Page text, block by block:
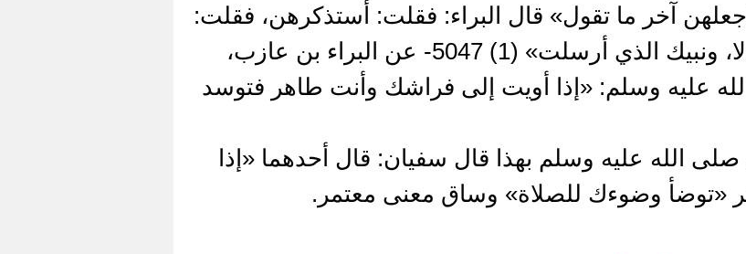
آخر ما تقول» قال البراء: فقلت: أستذكرهن، فقلت:
وبرسولك الذي أرسلت، قال: «لا، ونبيك الذي أرسلت» (1) 5047- عن البراء بن عازب،
عليه وسلم: «إذا أويت إلى فراشك وأنت طاهر فتوسد
صلى الله عليه وسلم بهذا قال سفيان: قال أحدهما «إذا
«توضأ وضوءك للصلاة» وساق معنى معتمر.